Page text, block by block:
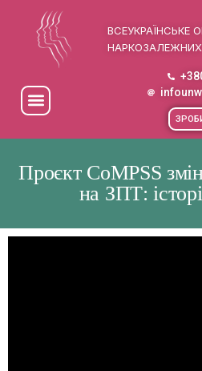
ВСЕУКРАЇНСЬКЕ
Проєкт CoMPSS
на ЗПТ: